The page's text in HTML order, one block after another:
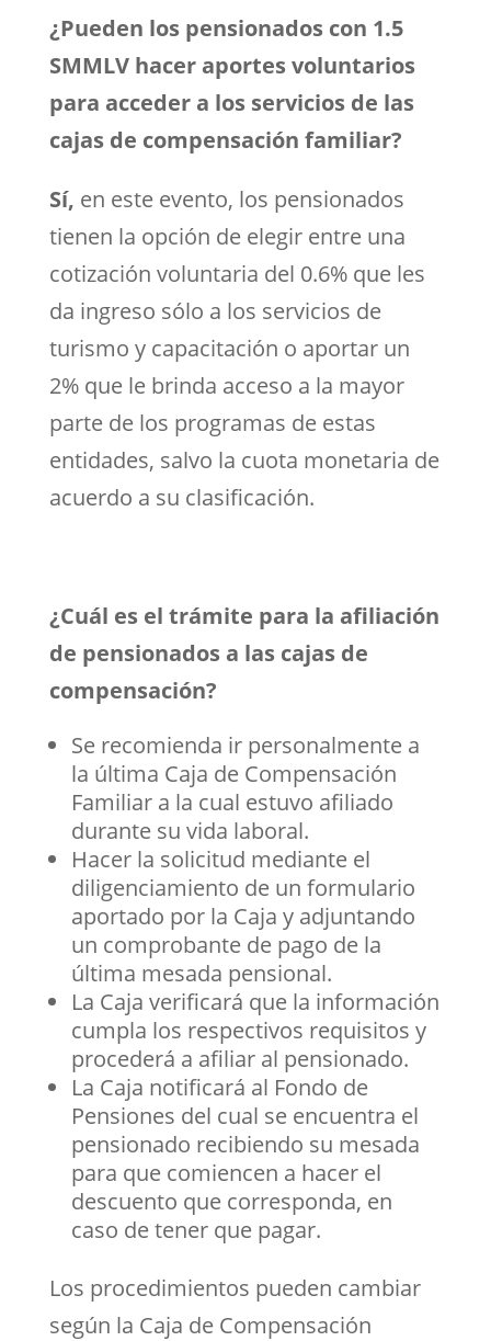
¿Pueden los pensionados con 1.5
SMMLV hacer aportes voluntarios
para acceder a los servicios de las
cajas de compensación familiar?
Sí, en este evento, los pensionados
tienen la opción de elegir entre una
cotización voluntaria del 0.6% que les
da ingreso sólo a los servicios de
turismo y capacitación o aportar un
2% que le brinda acceso a la mayor
parte de los programas de estas
entidades, salvo la cuota monetaria de
acuerdo a su clasificación.
¿Cuál es el trámite para la afiliación
de pensionados a las cajas de
compensación?
Se recomienda ir personalmente a
la última Caja de Compensación
Familiar a la cual estuvo afiliado
durante su vida laboral.
Hacer la solicitud mediante el
diligenciamiento de un formulario
aportado por la Caja y adjuntando
un comprobante de pago de la
última mesada pensional.
La Caja verificará que la información
cumpla los respectivos requisitos y
procederá a afiliar al pensionado.
La Caja notificará al Fondo de
Pensiones del cual se encuentra el
pensionado recibiendo su mesada
para que comiencen a hacer el
descuento que corresponda, en
caso de tener que pagar.
Los procedimientos pueden cambiar
según la Caja de Compensación